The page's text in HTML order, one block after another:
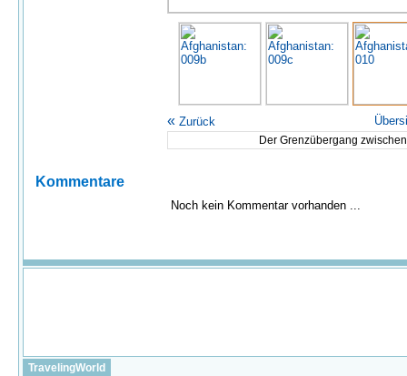
« Zurück
Der Grenzübergang
Kommentare
Noch kein Kommentar vorhanden ...
TravelingWorld